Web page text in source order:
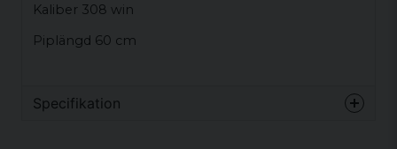
Kaliber 308 win
Piplängd 60 cm
Specifikation